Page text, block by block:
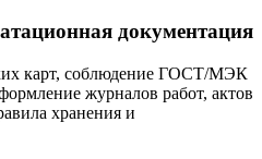
документация
карт, соблюдение ГОСТ/МЭК
журналов работ, актов
хранения и